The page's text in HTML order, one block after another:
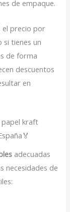
de empaque.
el precio por
si tienes un
de forma
descuentos
en
papel kraft
adecuadas
necesidades de